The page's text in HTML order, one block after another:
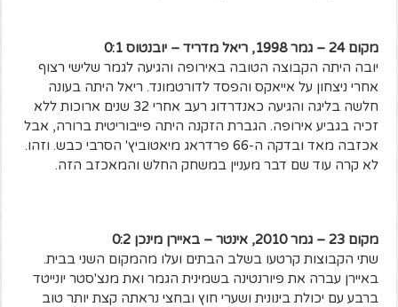
מקום 24 – גמר 1998, ריאל מדריד – יובנטוס 0:1
יובה היתה הקבוצה הטובה באירופה והגיעה לגמר שלישי רצוף
אחרי ניצחון על אייאקס והפסד לדורטמונד. ריאל היתה בעונה
חלשה בליגה והגיעה כאנדרדוג רעב אחרי 32 שנים ארוכות ללא
זכיה בגביע אירופה. הגברת הזקנה היתה פייבוריטית ברורה, אבל
אכזבה מאד ובדקה ה-66 פרדראג מיאטוביץ' הסרבי כבש. וזהו.
לא קרה עוד שם דבר מעניין במשחק החלש והמאכזב הזה.
מקום 23 – גמר 2010, אינטר – באיירן מינכן 0:2
שתי הקבוצות קרטעו בשלב הבתים ועלו מהמקום השני בבית.
באיירן עברה את פיורנטינה בשמינית הגמר ואת מנצ'סטר יונייטד
ברבע עם יכולת בינונית ושערי חוץ ובחצי נראתה קצת יותר טוב